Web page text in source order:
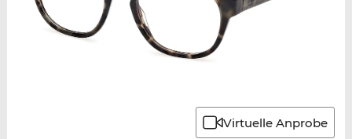
Virtuelle Anprobe